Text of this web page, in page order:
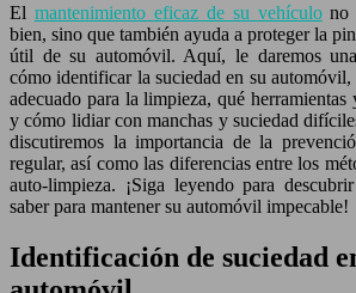
El mantenimiento eficaz de su vehículono
bien, sino que también ayuda a proteger la
útil de su automóvil. Aquí, le daremos
cómo identificar la suciedad en su automóvil,
adecuado para la limpieza, qué herramientas
y cómo lidiar con manchas y suciedad
discutiremos la importancia de la
regular, así como las diferencias entre los
auto-limpieza. ¡Siga leyendo para
saber para mantener su automóvil impecable!
Identificación de suciedad